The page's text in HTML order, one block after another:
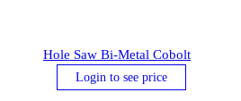
Hole Saw Bi-Metal Cobolt
Login to see price